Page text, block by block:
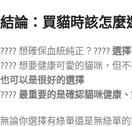
結論：買貓時該怎麼
???? 想確保血統純正？???? 選
???? 想要健康可愛的貓咪，但
也可以是很好的選擇
???? 最重要的是確認貓咪健康
無論你選擇有綠單還是無綠單